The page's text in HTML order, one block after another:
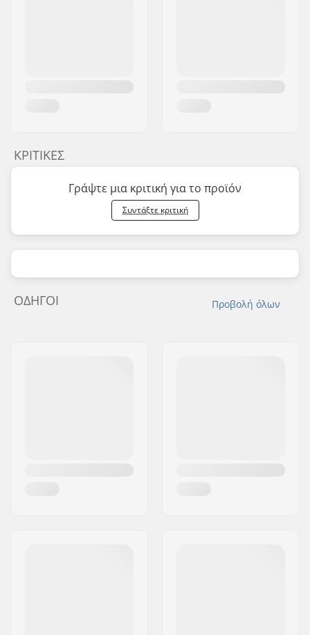
ΚΡΙΤΙΚΈΣ
Γράψτε μια κριτική για το προϊόν
Συντάξτε κριτική
Προβολή όλων
ΟΔΗΓΟΊ